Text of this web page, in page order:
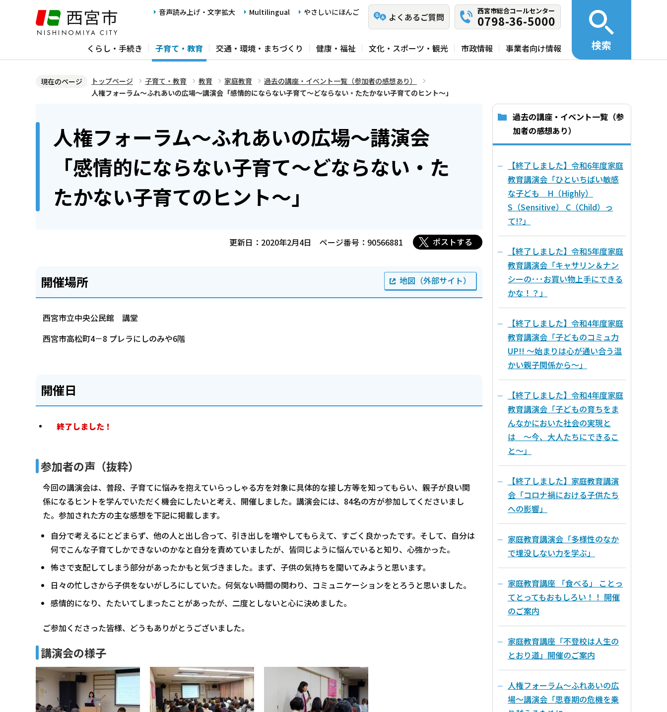
ジ
音声読み上げ・文字拡大 Multilingual やさしいにほんご よくあるご質問
西宮市総合コールセンター
0798-36-5000
くらし・手続き 子育て・教育 交通・環境・まちづくり 健康・福祉 文化・スポーツ・観光 市政情報 事業者向け情報 検索
現在のページ トップページ 子育て・教育 教育 家庭教育
過去の講座・イベント一覧（参加者の感想あり）
人権フォーラム～ふれあいの広場～講演会「感情的にならない子育て～どならない・たたかない子育てのヒント～」
人権フォーラム～ふれあいの広場～講演会
「感情的にならない子育て～どならない・た
たかない子育てのヒント～」
更新日：2020年2月4日 ページ番号：90566881 ポストする
開催場所 地図（外部サイト）
西宮市立中央公民館 講堂
西宮市高松町4－8 プレラにしのみや6階
開催日
終了しました！
参加者の声（抜粋）
今回の講演会は、普段、子育てに悩みを抱えていらっしゃる方を対象に具体的な接し方等を知ってもらい、親子が良い関
係になるヒントを学んでいただく機会にしたいと考え、開催しました。講演会には、84名の方が参加してくださいまし
た。参加された方の主な感想を下記に掲載します。
自分で考えるにとどまらず、他の人と出し合って、引き出しを増やしてもらえて、すごく良かったです。そして、自分は
何でこんな子育てしかできないのかなと自分を責めていましたが、皆同じように悩んでいると知り、心強かった。
怖さで支配してしまう部分があったかもと気づきました。まず、子供の気持ちを聞いてみようと思います。
日々の忙しさから子供をないがしろにしていた。何気ない時間の関わり、コミュニケーションをとろうと思いました。
感情的になり、たたいてしまったことがあったが、二度としないと心に決めました。
ご参加くださった皆様、どうもありがとうございました。
講演会の様子
過去の講座・イベント一覧（参
加者の感想あり）
【終了しました】令和6年度家庭
教育講演会「ひといちばい敏感
な子ども H（Highly）
S（Sensitive） C（Child）っ
て!?」
【終了しました】令和5年度家庭
教育講演会「キャサリン＆ナン
シーの･･･お買い物上手にできる
かな！？」
【終了しました】令和4年度家庭
教育講演会「子どものコミュ力
UP!! ～始まりは心が通い合う温
かい親子関係から～」
【終了しました】令和4年度家庭
教育講演会「子どもの育ちをま
んなかにおいた社会の実現と
は ～今、大人たちにできるこ
と～」
【終了しました】家庭教育講演
会「コロナ禍における子供たち
への影響」
家庭教育講演会「多様性のなか
で埋没しない力を学ぶ」
家庭教育講座 「食べる」 ことっ
てとってもおもしろい！！ 開催
のご案内
家庭教育講座「不登校は人生の
とおり道」開催のご案内
人権フォーラム～ふれあいの広
場～講演会「思春期の危機を乗